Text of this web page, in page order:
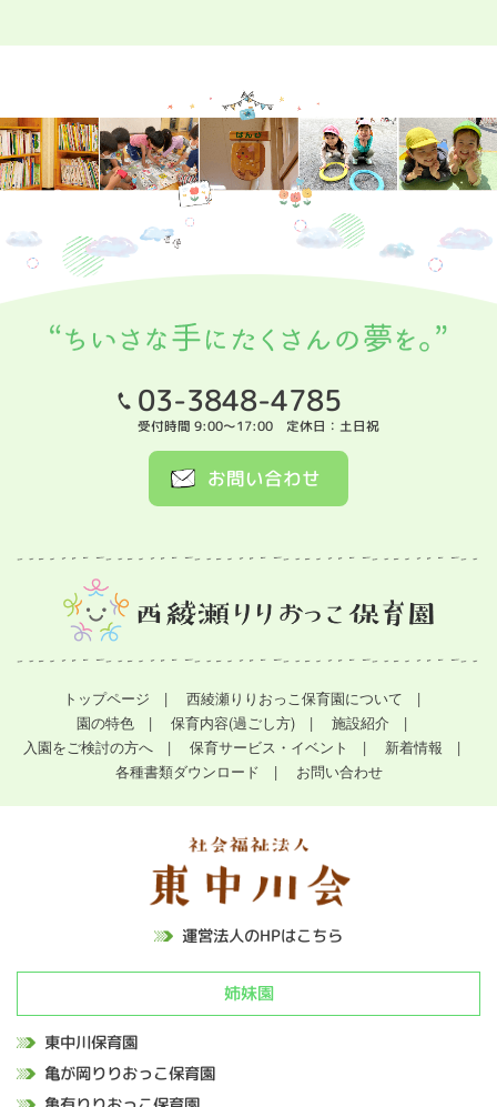
03-3848-4785
受付時間 9:00～17:00 定休日：土日祝
お問い合わせ
トップページ
西綾瀬りりおっこ保育園について
園の特色
保育内容(過ごし方)
施設紹介
入園をご検討の方へ
保育サービス・イベント
新着情報
各種書類ダウンロード
お問い合わせ
運営法人のHPはこちら
姉妹園
東中川保育園
亀が岡りりおっこ保育園